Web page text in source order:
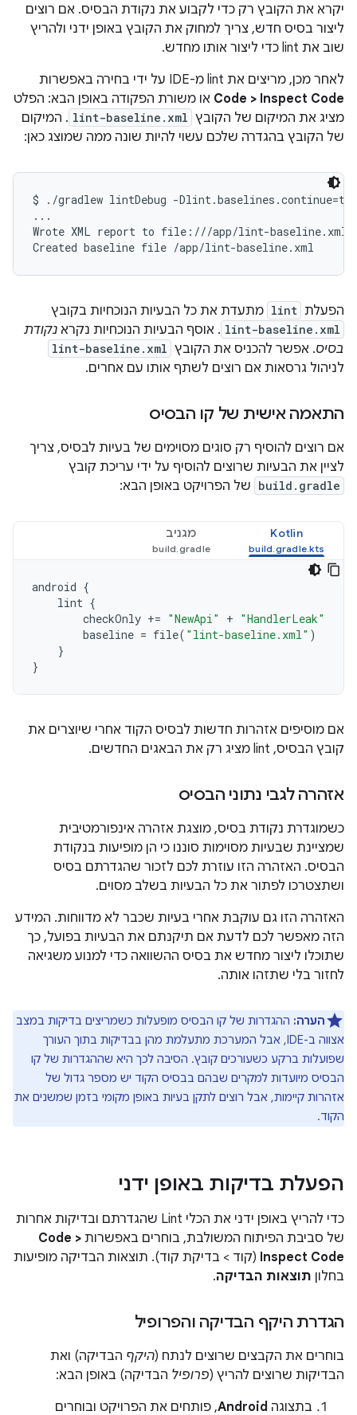
יקרא את הקובץ רק כדי לקבוע את נקודת הבסיס. אם רוצים
ליצור בסיס חדש, צריך למחוק את הקובץ באופן ידני ולהריץ
שוב את lint כדי ליצור אותו מחדש.
לאחר מכן, מריצים את lint מ-IDE על ידי בחירה באפשרות
Code > Inspect Code או משורת הפקודה באופן הבא: הפלט
מציג את המיקום של הקובץ lint-baseline.xml . המיקום
של הקובץ בהגדרה שלכם עשוי להיות שונה ממה שמוצג כאן:
$ ./gradlew lintDebug -
...
Wrote XML report to file:///app/lint-baseline.xml
הפעלת lint מתעדת את כל הבעיות הנוכחיות בקובץ
lint-baseline.xml . אוסף הבעיות הנוכחיות נקרא נקודת
בסיס. אפשר להכניס את הקובץ lint-baseline.xml
לניהול גרסאות אם רוצים לשתף אותו עם אחרים.
התאמה אישית של קו הבסיס
אם רוצים להוסיף רק סוגים מסוימים של בעיות לבסיס, צריך
לציין את הבעיות שרוצים להוסיף על ידי עריכת קובץ
build.gradle של הפרויקט באופן הבא:
Kotlin מגניב
android {
lint {
checkOnly += "NewApi" + "HandlerLeak"
baseline = file( "lint-baseline.xml" )
}
}
אם מוסיפים אזהרות חדשות לבסיס הקוד אחרי שיוצרים את
קובץ הבסיס, lint מציג רק את הבאגים החדשים.
אזהרה לגבי נתוני הבסיס
כשמוגדרת נקודת בסיס, מוצגת אזהרה אינפורמטיבית
שמציינת שבעיות מסוימות סוננו כי הן מופיעות בנקודת
הבסיס. האזהרה הזו עוזרת לכם לזכור שהגדרתם בסיס
ושתצטרכו לפתור את כל הבעיות בשלב מסוים.
האזהרה הזו גם עוקבת אחרי בעיות שכבר לא מדווחות. המידע
הזה מאפשר לכם לדעת אם תיקנתם את הבעיות בפועל, כך
שתוכלו ליצור מחדש את בסיס ההשוואה כדי למנוע משגיאה
לחזור בלי שתזהו אותה.
הערה: ההגדרות של קו הבסיס מופעלות כשמריצים בדיקות במצב
אצווה ב-IDE, אבל המערכת מתעלמת מהן בבדיקות בתוך העורך
שפועלות ברקע כשעורכים קובץ. הסיבה לכך היא שההגדרות של קו
הבסיס מיועדות למקרים שבהם בבסיס הקוד יש מספר גדול של
אזהרות קיימות, אבל רוצים לתקן בעיות באופן מקומי בזמן שמשנים את
הקוד.
הפעלת בדיקות באופן ידני
כדי להריץ באופן ידני את הכלי Lint שהגדרתם ובדיקות אחרות
של סביבת הפיתוח המשולבת, בוחרים באפשרות Code >
Inspect Code (קוד > בדיקת קוד). תוצאות הבדיקה מופיעות
בחלון תוצאות הבדיקה.
הגדרת היקף הבדיקה והפרופיל
בוחרים את הקבצים שרוצים לנתח (היקף הבדיקה) ואת
הבדיקות שרוצים להריץ (פרופיל הבדיקה) באופן הבא:
בתצוגה Android, פותחים את הפרויקט ובוחרים